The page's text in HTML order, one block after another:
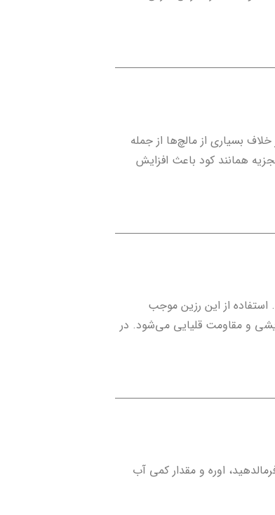
بسیاری از مالچ‌ها از جمله
همانند کود باعث افزایش
از این رزین موجب
و مقاومت قلیایی می‌شود. در
اوره و مقدار کمی آب